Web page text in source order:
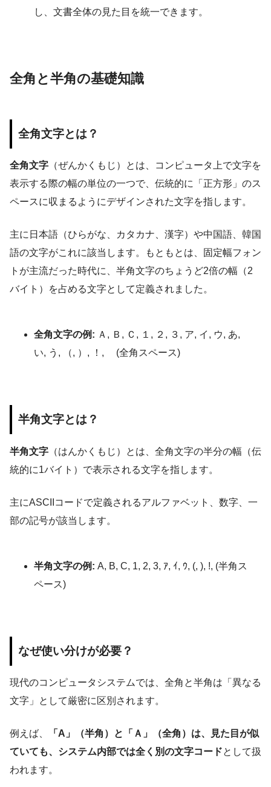
し、文書全体の見た目を統一できます。
全角と半角の基礎知識
全角文字とは？
全角文字 （ぜんかくもじ）とは、コンピュータ上で文字を
表示する際の幅の単位の一つで、伝統的に「正方形」のス
ペースに収まるようにデザインされた文字を指します。
主に日本語（ひらがな、カタカナ、漢字）や中国語、韓国
語の文字がこれに該当します。もともとは、固定幅フォン
トが主流だった時代に、半角文字のちょうど2倍の幅（2
バイト）を占める文字として定義されました。
全角文字の例: Ａ, Ｂ, Ｃ, １, ２, ３, ア, イ, ウ, あ,
い, う, （, ）, ！, (全角スペース)
半角文字とは？
半角文字 （はんかくもじ）とは、全角文字の半分の幅（伝
統的に1バイト）で表示される文字を指します。
主にASCIIコードで定義されるアルファベット、数字、一
部の記号が該当します。
半角文字の例: A, B, C, 1, 2, 3, ｱ, ｲ, ｳ, (, ), !, (半角ス
ペース)
なぜ使い分けが必要？
現代のコンピュータシステムでは、全角と半角は「異なる
文字」として厳密に区別されます。
例えば、
「A」（半角）と「Ａ」（全角）は、見た目が似
ていても、システム内部では全く別の文字コードとして扱
われます。